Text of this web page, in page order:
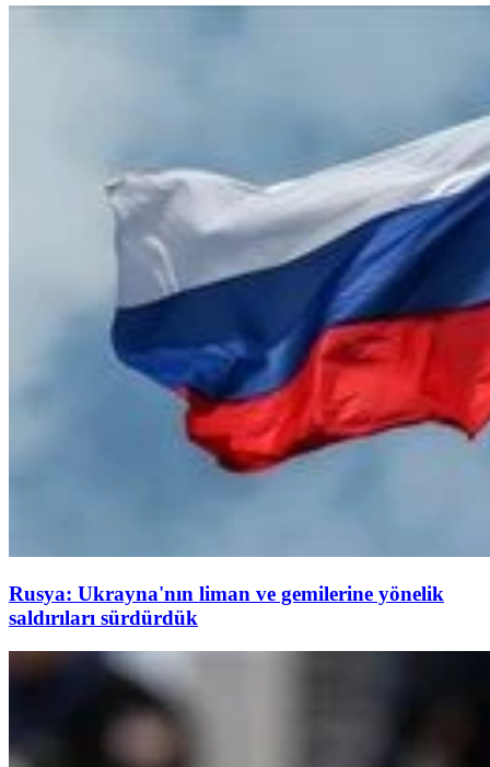
Rusya: Ukrayna'nın liman ve gemilerine yönelik
saldırıları sürdürdük